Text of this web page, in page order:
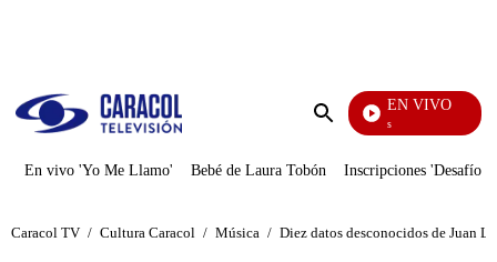
Enviar
EN VIVO
Vecinos
En vivo 'Yo Me Llamo' Bebé de Laura Tobón Inscripciones 'Desafío'
Caracol TV / Cultura Caracol / Música / Diez datos desconocidos de Juan